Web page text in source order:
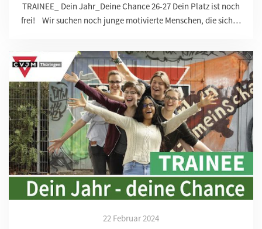
TRAINEE_ Dein Jahr_Deine Chance 26-27 Dein Platz ist noch
frei! Wir suchen noch junge motivierte Menschen, die sich…
22 Februar 2024